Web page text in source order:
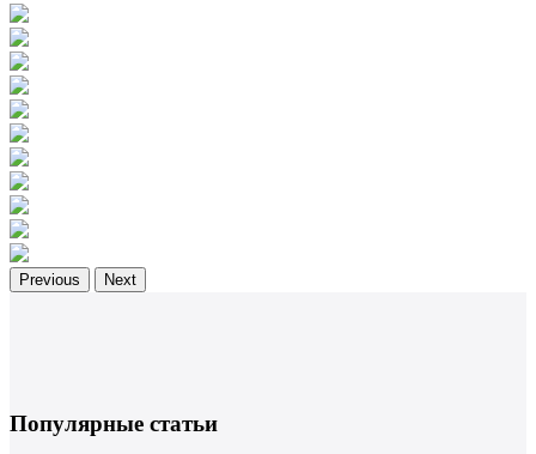
Previous Next
Популярные статьи